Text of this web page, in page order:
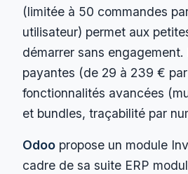
(limitée à 50 commandes
utilisateur) permet aux
démarrer sans engagement.
payantes (de 29 à 239 €
fonctionnalités avancées
et bundles, traçabilité par
Odoo propose un module
cadre de sa suite ERP